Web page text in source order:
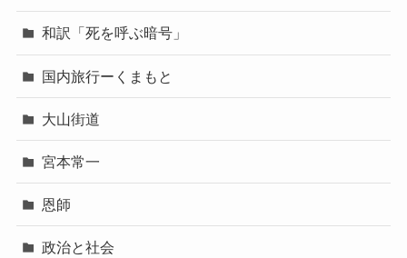
和訳「死を呼ぶ暗号」
国内旅行ーくまもと
大山街道
宮本常一
恩師
政治と社会